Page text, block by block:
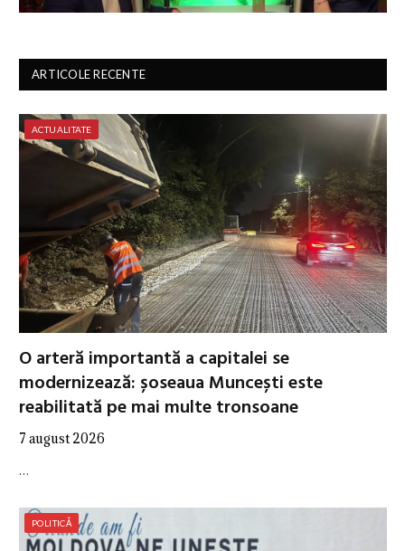
ARTICOLE RECENTE
ACTUALITATE
O arteră importantă a capitalei se
modernizează: șoseaua Muncești este
reabilitată pe mai multe tronsoane
7 august 2026
…
POLITICĂ